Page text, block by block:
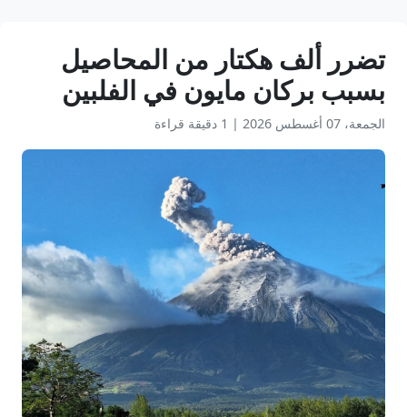
تضرر ألف هكتار من المحاصيل
بسبب بركان مايون في الفلبين
الجمعة، 07 أغسطس 2026 | 1 دقيقة قراءة